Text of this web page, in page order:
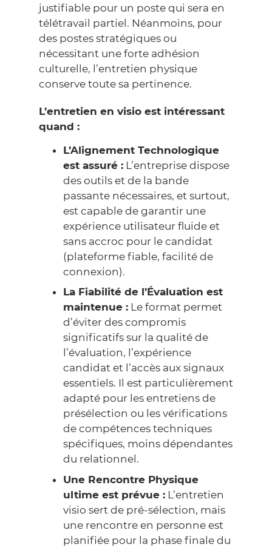
justifiable pour un poste qui sera en
télétravail partiel. Néanmoins, pour
des postes stratégiques ou
nécessitant une forte adhésion
culturelle, l’entretien physique
conserve toute sa pertinence.
L’entretien en visio est intéressant
quand :
L’Alignement Technologique
est assuré : L’entreprise dispose
des outils et de la bande
passante nécessaires, et surtout,
est capable de garantir une
expérience utilisateur fluide et
sans accroc pour le candidat
(plateforme fiable, facilité de
connexion).
La Fiabilité de l’Évaluation est
maintenue : Le format permet
d’éviter des compromis
significatifs sur la qualité de
l’évaluation, l’expérience
candidat et l’accès aux signaux
essentiels. Il est particulièrement
adapté pour les entretiens de
présélection ou les vérifications
de compétences techniques
spécifiques, moins dépendantes
du relationnel.
Une Rencontre Physique
ultime est prévue : L’entretien
visio sert de pré-sélection, mais
une rencontre en personne est
planifiée pour la phase finale du